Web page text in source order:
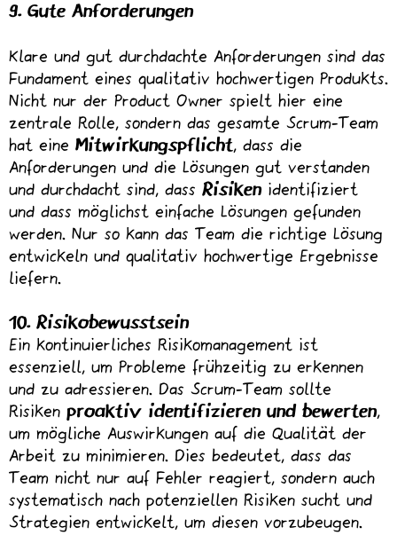
9. Gute Anforderungen
Klare und gut durchdachte Anforderungen sind das
Fundament eines qualitativ hochwertigen Produkts.
Nicht nur der Product Owner spielt hier eine
zentrale Rolle, sondern das gesamte Scrum-Team
hat eine Mitwirkungspflicht, dass die
Anforderungen und die Lösungen gut verstanden
und durchdacht sind, dass Risiken identifiziert
und dass möglichst einfache Lösungen gefunden
werden. Nur so kann das Team die richtige Lösung
entwickeln und qualitativ hochwertige Ergebnisse
liefern.
10. Risikobewusstsein
Ein kontinuierliches Risikomanagement ist
essenziell, um Probleme frühzeitig zu erkennen
und zu adressieren. Das Scrum-Team sollte
Risiken proaktiv identifizieren und bewerten,
um mögliche Auswirkungen auf die Qualität der
Arbeit zu minimieren. Dies bedeutet, dass das
Team nicht nur auf Fehler reagiert, sondern auch
systematisch nach potenziellen Risiken sucht und
Strategien entwickelt, um diesen vorzubeugen.